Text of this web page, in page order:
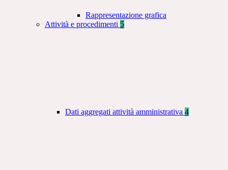
Rappresentazione grafica
Attività e procedimenti 5
Dati aggregati attività amministrativa 4